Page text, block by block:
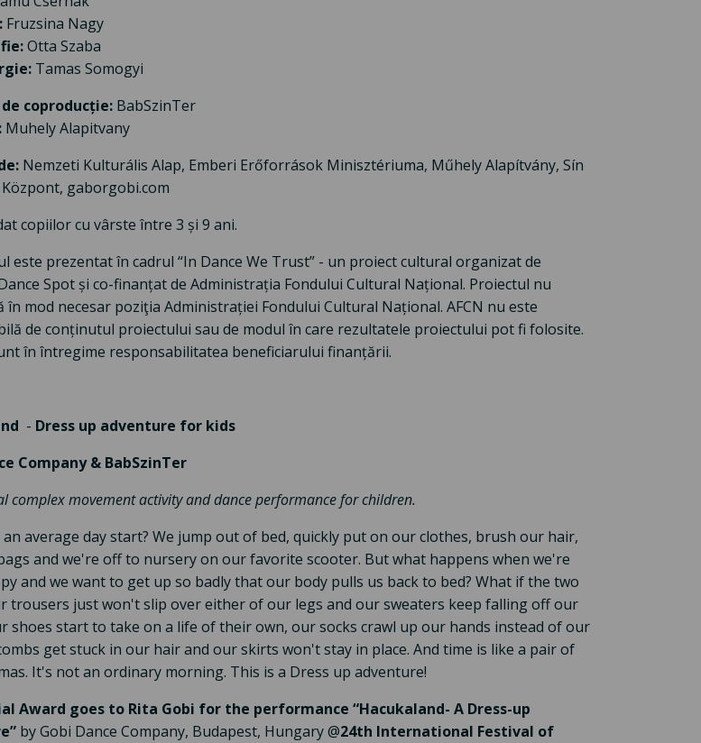
Fruzsina Nagy
Otta Szaba
Tamas Somogyi
coproducție:BabSzinTer
Muhely Alapitvany
Nemzeti Kulturális Alap, Emberi Erőforrások Minisztériuma, Műhely Alapítvány, Sín
gaborgobi.com
copiilor cu vârste între 3 și 9 ani.
este prezentat în cadrul “In Dance We Trust” - un proiect cultural organizat de
Spot și co-finanțat de Administrația Fondului Cultural Național. Proiectul nu
în mod necesar poziţia Administrației Fondului Cultural Național. AFCN nu este
de conținutul proiectului sau de modul în care rezultatele proiectului pot fi folosite.
în întregime responsabilitatea beneficiarului finanțării.
- Dress up adventure for kids
Company & BabSzinTer
complex movement activity and dance performance for children.
an average day start? We jump out of bed, quickly put on our clothes, brush our hair,
and we're off to nursery on our favorite scooter. But what happens when we're
and we want to get up so badly that our body pulls us back to bed? What if the two
trousers just won't slip over either of our legs and our sweaters keep falling off our
shoes start to take on a life of their own, our socks crawl up our hands instead of our
get stuck in our hair and our skirts won't stay in place. And time is like a pair of
It's not an ordinary morning. This is a Dress up adventure!
Award goes to Rita Gobi for the performance “Hacukaland- A Dress-up
by Gobi Dance Company, Budapest, Hungary @24th International Festival of